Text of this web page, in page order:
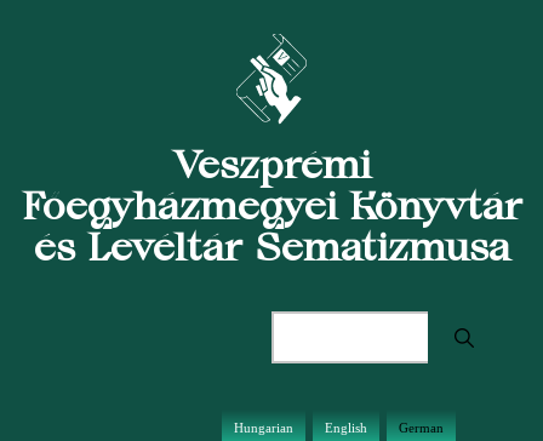
Veszprémi
Főegyházmegyei Könyvtár
és Levéltár Sematizmusa
Hungarian English German